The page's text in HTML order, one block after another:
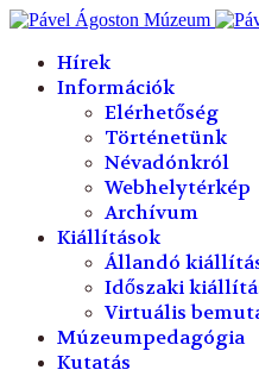
Hírek
Információk
Elérhetőség
Történetünk
Névadónkról
Webhelytérkép
Archívum
Kiállítások
Állandó
Időszaki
Virtuális
Múzeumpedagógia
Kutatás
év
hónap
év
hónap